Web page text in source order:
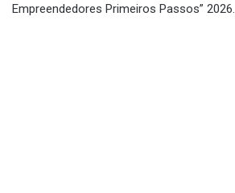
Empreendedores Primeiros Passos” 2026.